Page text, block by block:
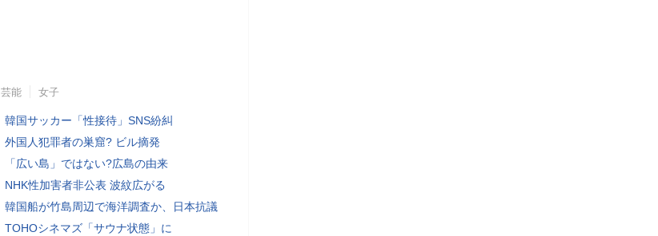
芸能 女子
韓国サッカー「性接待」SNS紛糾
外国人犯罪者の巣窟? ビル摘発
「広い島」ではない?広島の由来
NHK性加害者非公表 波紋広がる
韓国船が竹島周辺で海洋調査か、日本抗議
TOHOシネマズ「サウナ状態」に